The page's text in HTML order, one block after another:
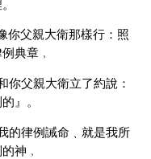
你父親大衛那樣行：照
典章﹐
你父親大衛立了約說：
』。
的律例誡命﹑就是我所
神﹐